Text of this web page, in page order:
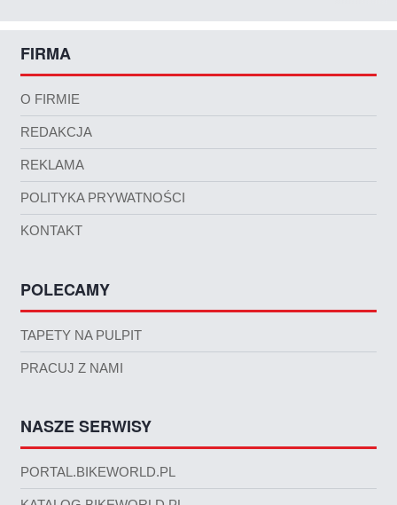
FIRMA
O FIRMIE
REDAKCJA
REKLAMA
POLITYKA PRYWATNOŚCI
KONTAKT
POLECAMY
TAPETY NA PULPIT
PRACUJ Z NAMI
NASZE SERWISY
PORTAL.BIKEWORLD.PL